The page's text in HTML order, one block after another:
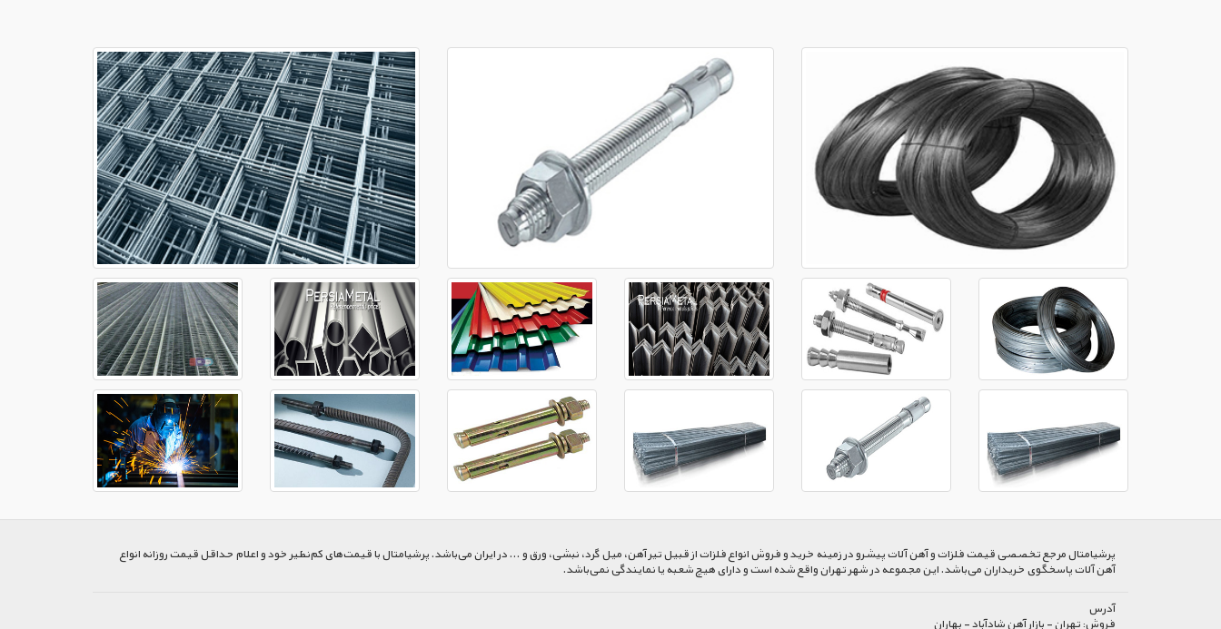
پرشیا‌متال مرجع تخصصی قیمت فلزات و آهن آلات پیشرو در زمینه خرید و فروش انواع فلزات از قبیل تیر آهن، میل گرد، نبشی، ورق و ... در ایران می‌باشد. پرشیامتال با قیمت‌های کم‌نظیر خود و اعلام حداقل قیمت روزانه انواع
آهن آلات پاسخگوی خریداران می‌باشد. این مجموعه در شهر تهران واقع شده است و دارای هیچ شعبه یا نمایندگی نمی‌باشد.
آدرس
فروش:تهران - بازار آهن شادآباد - بهاران